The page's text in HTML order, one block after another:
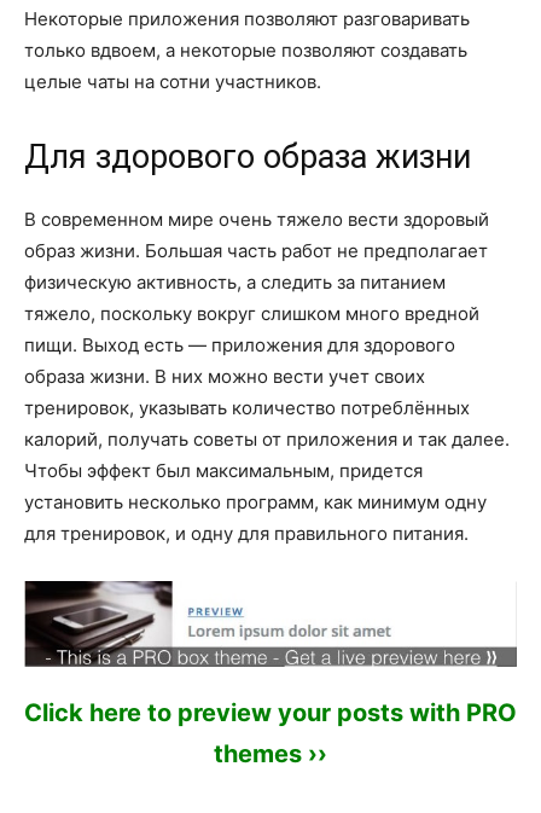
Некоторые приложения позволяют разговаривать
только вдвоем, а некоторые позволяют создавать
целые чаты на сотни участников.
Для здорового образа жизни
В современном мире очень тяжело вести здоровый
образ жизни. Большая часть работ не предполагает
физическую активность, а следить за питанием
тяжело, поскольку вокруг слишком много вредной
пищи. Выход есть — приложения для здорового
образа жизни. В них можно вести учет своих
тренировок, указывать количество потреблённых
калорий, получать советы от приложения и так далее.
Чтобы эффект был максимальным, придется
установить несколько программ, как минимум одну
для тренировок, и одну для правильного питания.
Click here to preview your posts with PRO
themes ››